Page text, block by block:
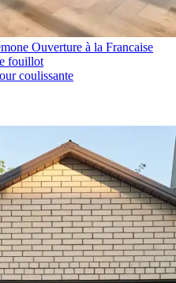
Crémone Ouverture à la Francaise
fouillot
coulissante